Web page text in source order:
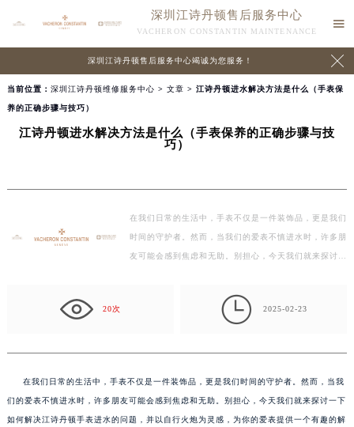
深圳江诗丹顿售后服务中心
VACHERON CONSTANTIN MAINTENANCE

深圳江诗丹顿售后服务中心竭诚为您服务！ 
当前位置： 深圳江诗丹顿维修服务中心 > 文章 > 江诗丹顿进水解决方法是什么（手表保
养的正确步骤与技巧）
江诗丹顿进水解决方法是什么（手表保养的正确步骤与技
巧）
在我们日常的生活中，手表不仅是一件装饰品，更是我们
时间的守护者。然而，当我们的爱表不慎进水时，许多朋
友可能会感到焦虑和无助。别担心，今天我们就来探讨一
20次  2025-02-23
在我们日常的生活中，手表不仅是一件装饰品，更是我们时间的守护者。然而，当我
们的爱表不慎进水时，许多朋友可能会感到焦虑和无助。别担心，今天我们就来探讨一下
如何解决江诗丹顿手表进水的问题，并以自行火炮为灵感，为你的爱表提供一个有趣的解